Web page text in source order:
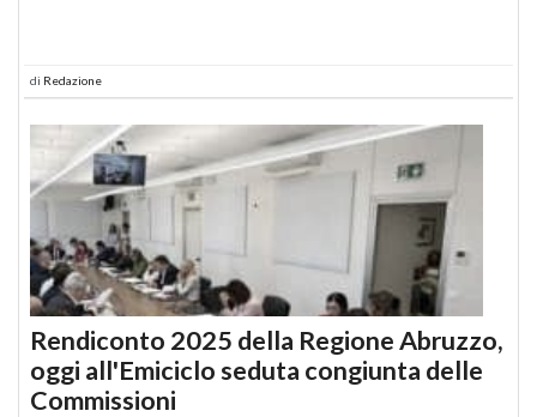
di Redazione
Rendiconto 2025 della Regione Abruzzo,
oggi all'Emiciclo seduta congiunta delle
Commissioni